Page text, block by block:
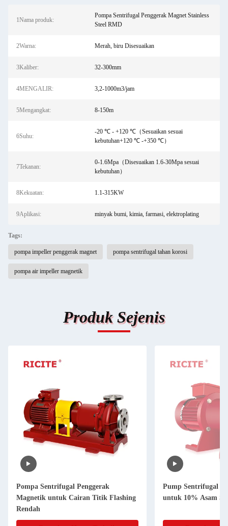
1Nama produk:
Pompa Sentrifugal Penggerak Magnet Stainless
Steel RMD
2Warna: Merah, biru Disesuaikan
3Kaliber: 32-300mm
4MENGALIR: 3,2-1000m3/jam
5Mengangkat: 8-150m
6Suhu:
-20 ℃ - +120 ℃（Sesuaikan sesuai
kebutuhan+120 ℃ -+350 ℃）
7Tekanan:
0-1.6Mpa（Disesuaikan 1.6-30Mpa sesuai
kebutuhan）
8Kekuatan: 1.1-315KW
9Aplikasi: minyak bumi, kimia, farmasi, elektroplating
Tags:
pompa impeller penggerak magnet pompa sentrifugal tahan korosi
pompa air impeller magnetik
Produk Sejenis
Pompa Sentrifugal Penggerak
Magnetik untuk Cairan Titik Flashing
Rendah
Pump Sentrifugal
untuk 10% Asam